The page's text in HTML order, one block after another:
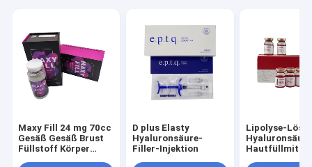
Maxy Fill 24 mg 70cc
Gesäß Gesäß Brust
Füllstoff Körper
D plus Elasty
Hyaluronsäure-
Filler-Injektion
Lipolyse-
Hyaluronsäure
Hautfüllmittel